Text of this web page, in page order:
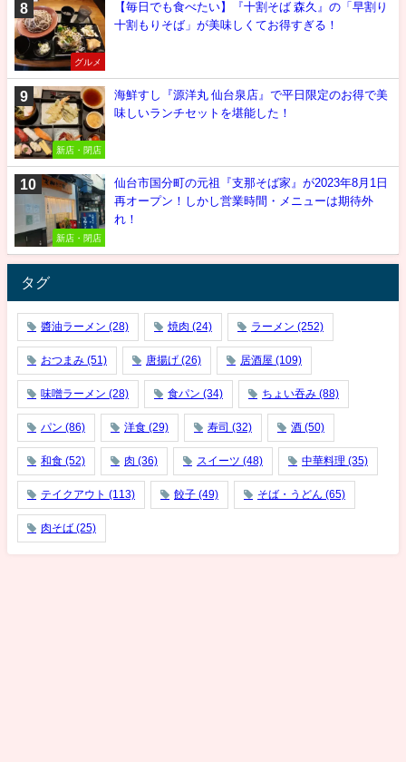
グルメ
【毎日でも食べたい】『十割そば 森久』の「早割り
十割もりそば」が美味しくてお得すぎる！
新店・閉店
海鮮すし『源洋丸 仙台泉店』で平日限定のお得で美
味しいランチセットを堪能した！
新店・閉店
仙台市国分町の元祖『支那そば家』が2023年8月1日
再オープン！しかし営業時間・メニューは期待外
れ！
タグ
醬油ラーメン (28) 焼肉 (24) ラーメン (252)
おつまみ (51) 唐揚げ (26) 居酒屋 (109)
味噌ラーメン (28) 食パン (34) ちょい吞み (88)
パン (86) 洋食 (29) 寿司 (32) 酒 (50)
和食 (52) 肉 (36) スイーツ (48) 中華料理 (35)
テイクアウト (113) 餃子 (49) そば・うどん (65)
肉そば (25)